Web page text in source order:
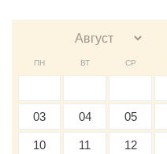
ПН ВТ СР
03 04 05
10 11 12